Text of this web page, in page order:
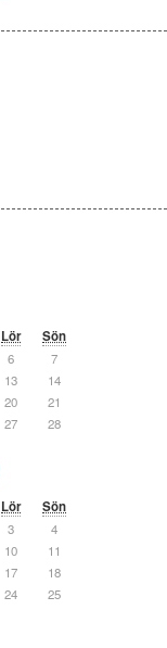
Lör Sön
6
7
13
14
20
21
27
28
Lör Sön
3
4
10
11
17
18
24
25